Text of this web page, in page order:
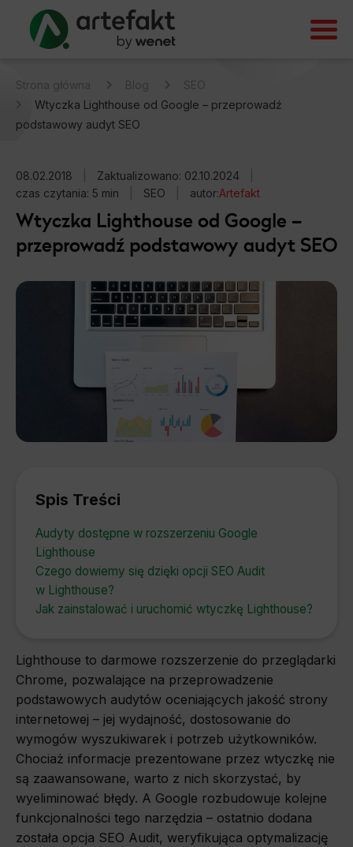
Strona główna Blog
SEO
Wtyczka Lighthouse od Google – przeprowadź
podstawowy audyt SEO
08.02.2018 Zaktualizowano: 02.10.2024
czas czytania: 5 min
SEO autor:Artefakt
Wtyczka Lighthouse od Google –
przeprowadź podstawowy audyt SEO
Spis Treści
Audyty dostępne w rozszerzeniu Google
Lighthouse
Czego dowiemy się dzięki opcji SEO Audit
w Lighthouse?
Jak zainstalować i uruchomić wtyczkę Lighthouse?
Lighthouse to darmowe rozszerzenie do przeglądarki
Chrome, pozwalające na przeprowadzenie
podstawowych audytów oceniających jakość strony
internetowej – jej wydajność, dostosowanie do
wymogów wyszukiwarek i potrzeb użytkowników.
Chociaż informacje prezentowane przez wtyczkę nie
są zaawansowane, warto z nich skorzystać, by
wyeliminować błędy. A Google rozbudowuje kolejne
funkcjonalności tego narzędzia – ostatnio dodana
została opcja SEO Audit, weryfikująca optymalizację